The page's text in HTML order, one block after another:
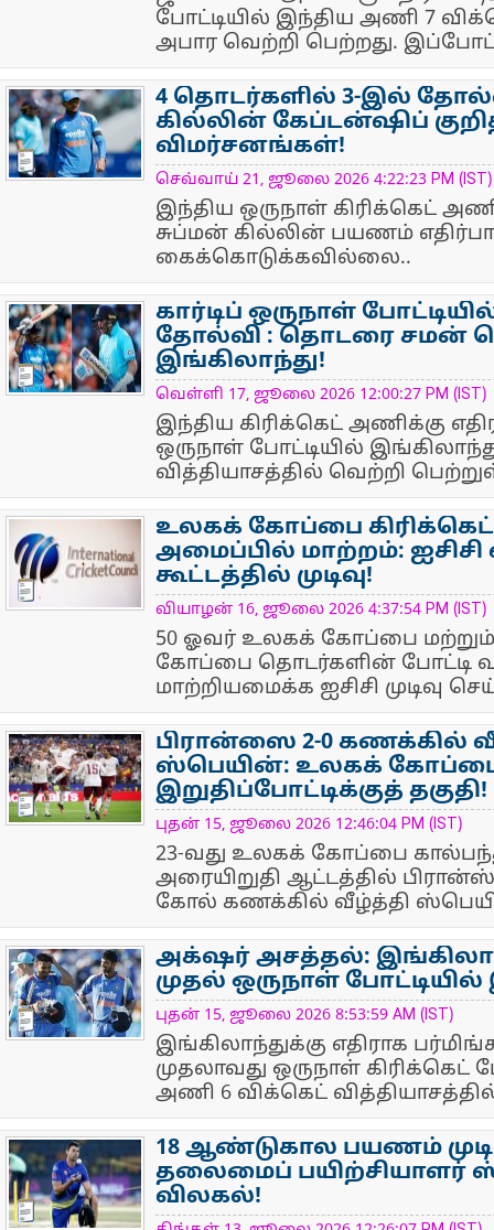
போட்டியில் இந்திய அணி 7
அபார வெற்றி பெற்றது.
NewsIcon
4 தொடர்களில் 3-இல்
கில்லின் கேப்டன்ஷிப்
விமர்சனங்கள்!
செவ்வாய் 21, ஜூலை 2026 4:22:23 PM (IST)
இந்திய ஒருநாள் கிரிக்கெட்
சுப்மன் கில்லின் பயணம்
கைக்கொடுக்கவில்லை..
NewsIcon
கார்டிப் ஒருநாள்
தோல்வி : தொடரை சமன்
இங்கிலாந்து!
வெள்ளி 17, ஜூலை 2026 12:00:27 PM (IST)
இந்திய கிரிக்கெட் அணிக்கு
ஒருநாள் போட்டியில்
வித்தியாசத்தில் வெற்றி
உலகக் கோப்பை கிரிக்கெட்
அமைப்பில் மாற்றம்: ஐசிசி
கூட்டத்தில் முடிவு!
வியாழன் 16, ஜூலை 2026 4:37:54 PM (IST)
50 ஓவர் உலகக் கோப்பை மற்றும்
கோப்பை தொடர்களின் போட்டி
மாற்றியமைக்க ஐசிசி முடிவு
NewsIcon
பிரான்ஸை 2-0 கணக்கில்
ஸ்பெயின்: உலகக் கோப்பை
இறுதிப்போட்டிக்குத் தகுதி!
புதன் 15, ஜூலை 2026 12:46:04 PM (IST)
23-வது உலகக் கோப்பை
அரையிறுதி ஆட்டத்தில்
கோல் கணக்கில் வீழ்த்தி
NewsIcon
அக்‌ஷர் அசத்தல்:
முதல் ஒருநாள்
புதன் 15, ஜூலை 2026 8:53:59 AM (IST)
இங்கிலாந்துக்கு எதிராக
முதலாவது ஒருநாள் கிரிக்கெட்
அணி 6 விக்கெட்
NewsIcon
18 ஆண்டுகால பயணம்
தலைமைப் பயிற்சியாளர்
விலகல்!